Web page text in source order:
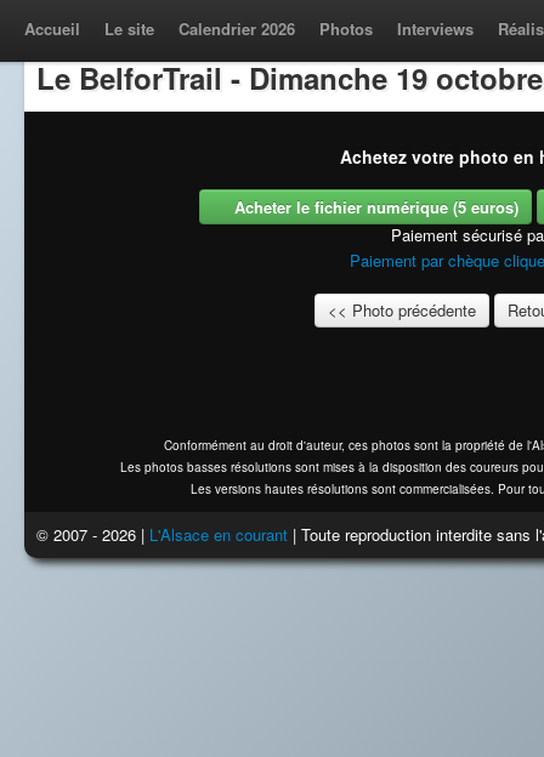
Accueil Le site Calendrier 2026 Photos Interviews
Le BelforTrail - Dimanche 19
Achetez votre photo en
Acheter le fichier numérique (5 euros)
Paiement sécurisé
Paiement par chèque
<< Photo précédente
Conformément au droit d'auteur, ces photos sont la propriété de
Les photos basses résolutions sont mises à la disposition des coureurs
Les versions hautes résolutions sont commercialisées. Pour
© 2007 - 2026 | L'Alsace en courant | Toute reproduction interdite sans